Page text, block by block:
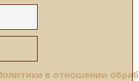
в отношении